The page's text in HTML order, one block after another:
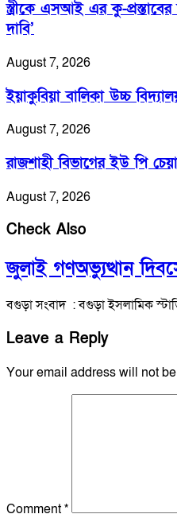
স্ত্রীকে এসআই এর কু-
দাবি’
August 7, 2026
ইয়াকুবিয়া বালিকা উচ্চ
August 7, 2026
রাজশাহী বিভাগের ইউ পি
August 7, 2026
Check Also
জুলাই গণঅভ্যুত্থান
বগুড়া সংবাদ : বগুড়া ইসলামিক
Leave a Reply
Your email address will not
Comment*